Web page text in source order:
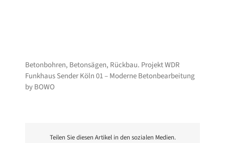
Betonbohren, Betonsägen, Rückbau. Projekt WDR
Funkhaus Sender Köln 01 – Moderne Betonbearbeitung
by BOWO
Teilen Sie diesen Artikel in den sozialen Medien.